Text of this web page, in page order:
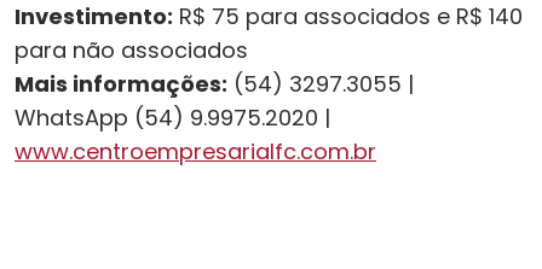
Investimento: R$ 75 para associados e R$ 140
para não associados
Mais informações: (54) 3297.3055 |
WhatsApp (54) 9.9975.2020 |
www.centroempresarialfc.com.br